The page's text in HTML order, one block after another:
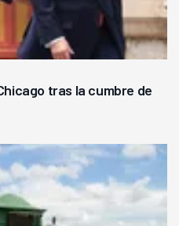
tras la cumbre de